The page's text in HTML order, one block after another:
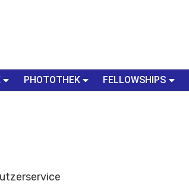
PHOTOTHEK FELLOWSHIPS